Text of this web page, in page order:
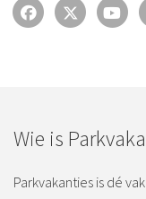
Wie is
Parkvakanties is dé